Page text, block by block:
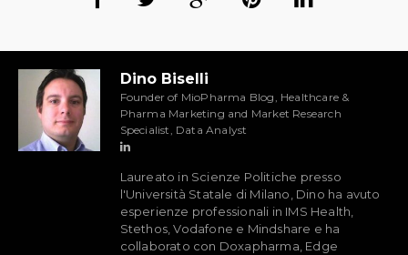
Dino Biselli
Founder of MioPharma Blog, Healthcare &
Pharma Marketing and Market Research
Specialist, Data Analyst
Laureato in Scienze Politiche presso
l'Università Statale di Milano, Dino ha avuto
esperienze professionali in IMS Health,
Stethos, Vodafone e Mindshare e ha
collaborato con Doxapharma, Edge